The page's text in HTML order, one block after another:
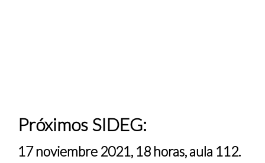
Próximos SIDEG:
17 noviembre 2021, 18 horas, aula 112.